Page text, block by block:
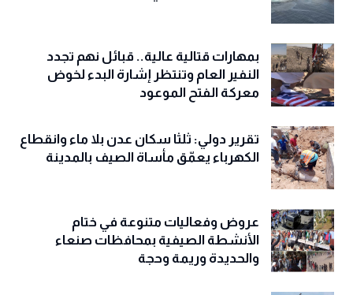
بمهارات قتالية عالية.. قبائل نهم تجدد
النفير العام وتنتظر إشارة البدء لخوض
معركة الفتح الموعود
تقرير دولي: ثلثا سكان عدن بلا ماء وانقطاع
الكهرباء يعمّق مأساة الصيف بالمدينة
عروض وفعاليات متنوعة في ختام
الأنشطة الصيفية بمحافظات صنعاء
والحديدة وريمة وحجة